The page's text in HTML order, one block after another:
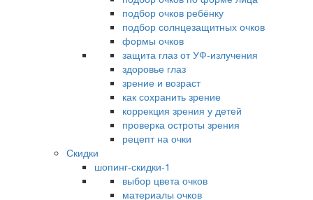
подбор очков ребёнку
подбор солнцезащитных очков
формы очков
защита глаз от УФ-излучения
здоровье глаз
зрение и возраст
как сохранить зрение
коррекция зрения у детей
проверка остроты зрения
рецепт на очки
Скидки
шопинг-скидки-1
выбор цвета очков
материалы очков